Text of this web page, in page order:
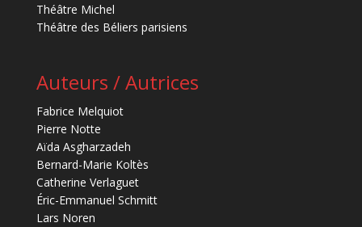
Théâtre Michel
Théâtre des Béliers parisiens
Auteurs / Autrices
Fabrice Melquiot
Pierre Notte
Aïda Asgharzadeh
Bernard-Marie Koltès
Catherine Verlaguet
Éric-Emmanuel Schmitt
Lars Noren